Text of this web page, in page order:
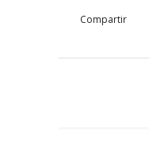
Compartir